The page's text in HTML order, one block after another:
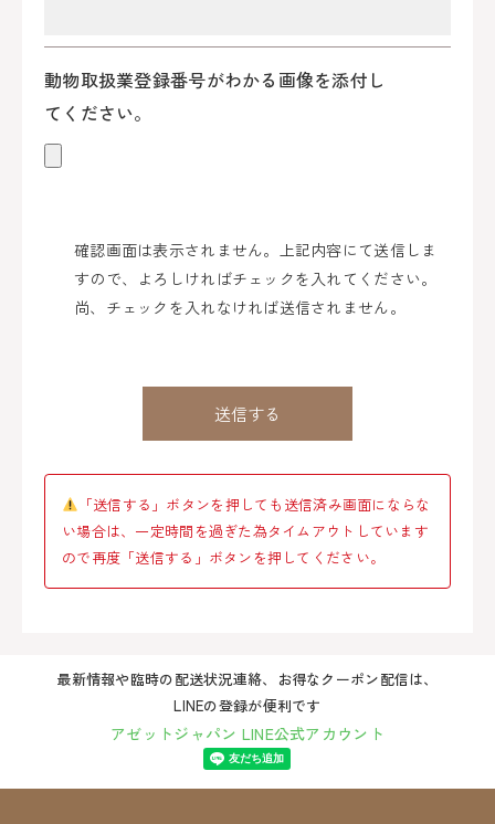
動物取扱業登録番号がわかる画像を添付し
てください。
確認画面は表示されません。上記内容にて送信しま
すので、よろしければチェックを入れてください。
尚、チェックを入れなければ送信されません。
「送信する」ボタンを押しても送信済み画面にならな
い場合は、一定時間を過ぎた為タイムアウトしています
ので再度「送信する」ボタンを押してください。
最新情報や臨時の配送状況連絡、お得なクーポン配信は、
LINEの登録が便利です
アゼットジャパン LINE公式アカウント